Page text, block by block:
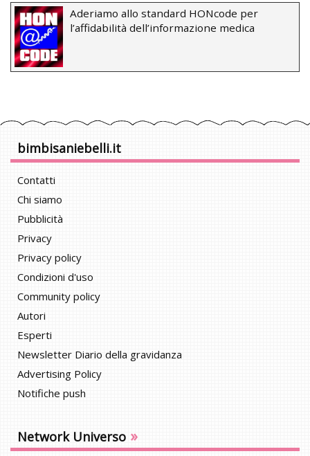
Aderiamo allo standard HONcode per
l’affidabilità dell’informazione medica
bimbisaniebelli.it
Contatti
Chi siamo
Pubblicità
Privacy
Privacy policy
Condizioni d'uso
Community policy
Autori
Esperti
Newsletter Diario della gravidanza
Advertising Policy
Notifiche push
Network Universo »